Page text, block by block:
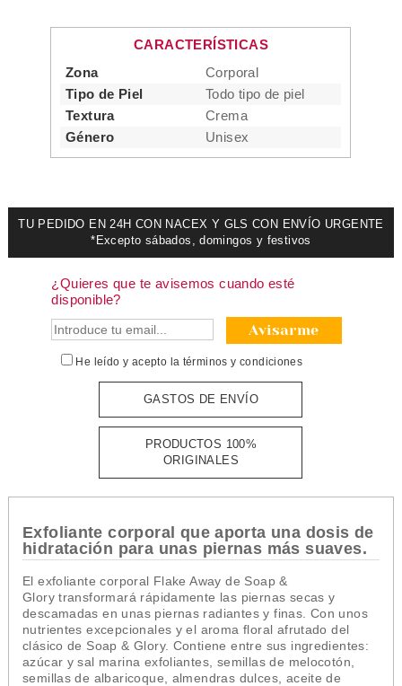
CARACTERÍSTICAS
Zona
Corporal
Tipo de Piel
Todo tipo de piel
Textura
Crema
Género
Unisex
TU PEDIDO EN 24H CON NACEX Y GLS CON ENVÍO URGENTE
*Excepto sábados, domingos y festivos
¿Quieres que te avisemos cuando esté
disponible?
Avisarme
He leído y acepto la términos y condiciones
GASTOS DE ENVÍO
PRODUCTOS 100%
ORIGINALES
Exfoliante corporal que aporta una dosis de
hidratación para unas piernas más suaves.
El exfoliante corporal Flake Away de Soap &
Glory transformará rápidamente las piernas secas y
descamadas en unas piernas radiantes y finas. Con unos
nutrientes excepcionales y el aroma floral afrutado del
clásico de Soap & Glory. Contiene entre sus ingredientes:
azúcar y sal marina exfoliantes, semillas de melocotón,
semillas de albaricoque, almendras dulces, aceite de